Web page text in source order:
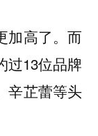
加高了。而
过13位品牌
辛芷蕾等头